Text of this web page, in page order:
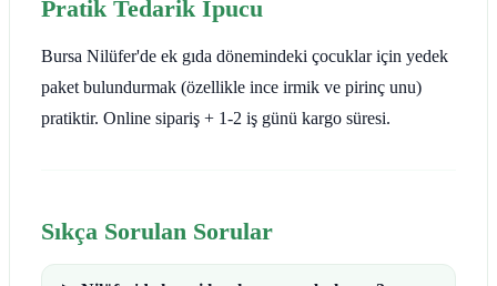
Pratik Tedarik İpucu
Bursa Nilüfer'de ek gıda dönemindeki çocuklar için yedek
paket bulundurmak (özellikle ince irmik ve pirinç unu)
pratiktir. Online sipariş + 1-2 iş günü kargo süresi.
Sıkça Sorulan Sorular